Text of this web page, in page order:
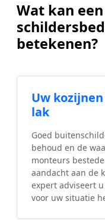
Wat kan
betekenen?
Uw
lak
Goed
behoud en de
monteurs
aandacht aan de
expert adviseert
voor uw situatie